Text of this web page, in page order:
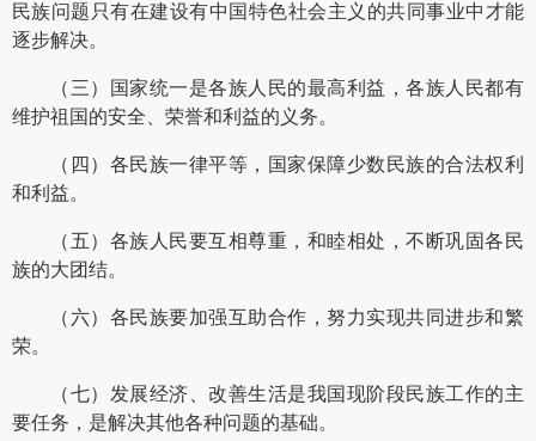
民族问题只有在建设有中国特色社会主义的共同事业中才能
逐步解决。
（三）国家统一是各族人民的最高利益，各族人民都有
维护祖国的安全、荣誉和利益的义务。
（四）各民族一律平等，国家保障少数民族的合法权利
和利益。
（五）各族人民要互相尊重，和睦相处，不断巩固各民
族的大团结。
（六）各民族要加强互助合作，努力实现共同进步和繁
荣。
（七）发展经济、改善生活是我国现阶段民族工作的主
要任务，是解决其他各种问题的基础。